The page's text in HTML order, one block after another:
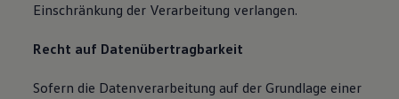
Einschränkung der Verarbeitung verlangen.
Recht auf Datenübertragbarkeit
Sofern die Datenverarbeitung auf der Grundlage einer